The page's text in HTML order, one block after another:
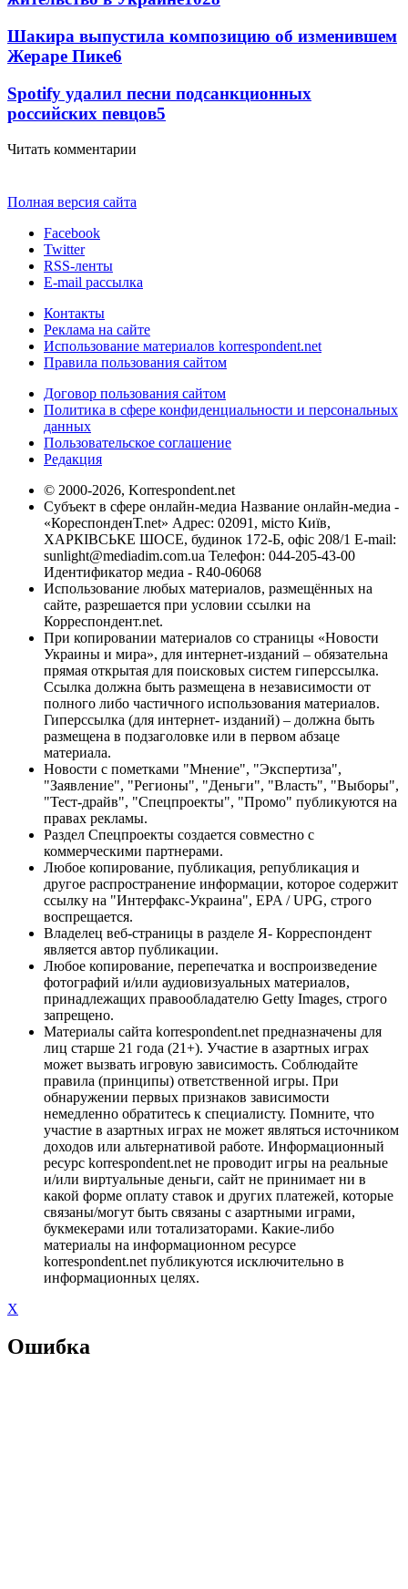
Шакира выпустила композицию об изменившем
Жераре Пике6
Spotify удалил песни подсанкционных
российских певцов5
Читать комментарии
Полная версия сайта
Facebook
Twitter
RSS-ленты
E-mail рассылка
Контакты
Реклама на сайте
Использование материалов korrespondent.net
Правила пользования сайтом
Договор пользования сайтом
Политика в сфере конфиденциальности и персональных
данных
Пользовательское соглашение
Редакция
© 2000-2026, Korrespondent.net
Субъект в сфере онлайн-медиа Название онлайн-медиа -
«КореспонденТ.net» Адрес: 02091, місто Київ,
ХАРКІВСЬКЕ ШОСЕ, будинок 172-Б, офіс 208/1 E-mail:
sunlight@mediadim.com.ua Телефон: 044-205-43-00
Идентификатор медиа - R40-06068
Использование любых материалов, размещённых на
сайте, разрешается при условии ссылки на
Корреспондент.net.
При копировании материалов со страницы «Новости
Украины и мира», для интернет-изданий – обязательна
прямая открытая для поисковых систем гиперссылка.
Ссылка должна быть размещена в независимости от
полного либо частичного использования материалов.
Гиперссылка (для интернет- изданий) – должна быть
размещена в подзаголовке или в первом абзаце
материала.
Новости с пометками "Мнение", "Экспертиза",
"Заявление", "Регионы", "Деньги", "Власть", "Выборы",
"Тест-драйв", "Спецпроекты", "Промо" публикуются на
правах рекламы.
Раздел Спецпроекты создается совместно с
коммерческими партнерами.
Любое копирование, публикация, републикация и
другое распространение информации, которое содержит
ссылку на "Интерфакс-Украина", EPA / UPG, строго
воспрещается.
Владелец веб-страницы в разделе Я- Корреспондент
является автор публикации.
Любое копирование, перепечатка и воспроизведение
фотографий и/или аудиовизуальных материалов,
принадлежащих правообладателю Getty Images, строго
запрещено.
Материалы сайта korrespondent.net предназначены для
лиц старше 21 года (21+). Участие в азартных играх
может вызвать игровую зависимость. Соблюдайте
правила (принципы) ответственной игры. При
обнаружении первых признаков зависимости
немедленно обратитесь к специалисту. Помните, что
участие в азартных играх не может являться источником
доходов или альтернативой работе. Информационный
ресурс korrespondent.net не проводит игры на реальные
и/или виртуальные деньги, сайт не принимает ни в
какой форме оплату ставок и других платежей, которые
связаны/могут быть связаны с азартными играми,
букмекерами или тотализаторами. Какие-либо
материалы на информационном ресурсе
korrespondent.net публикуются исключительно в
информационных целях.
X
Ошибка